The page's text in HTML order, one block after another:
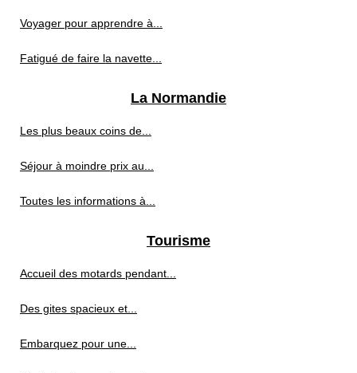
Voyager pour apprendre à...
Fatigué de faire la navette...
La Normandie
Les plus beaux coins de...
Séjour à moindre prix au...
Toutes les informations à...
Tourisme
Accueil des motards pendant...
Des gites spacieux et...
Embarquez pour une...